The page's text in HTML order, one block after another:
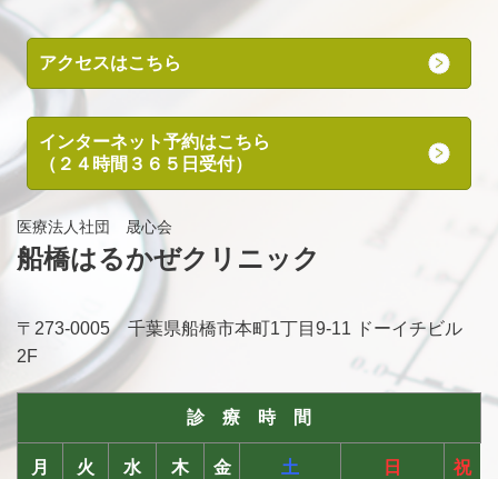
アクセスはこちら
インターネット予約はこちら
（２４時間３６５日受付）
医療法人社団 晟心会
船橋はるかぜクリニック
〒273-0005千葉県船橋市本町1丁目9-11 ドーイチビル
2F
診 療 時 間
月 火 水 木 金 土 日 祝